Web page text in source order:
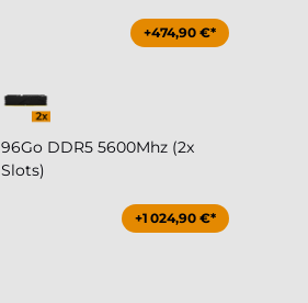
+474,90 €*
96Go DDR5 5600Mhz (2x
Slots)
+1 024,90 €*